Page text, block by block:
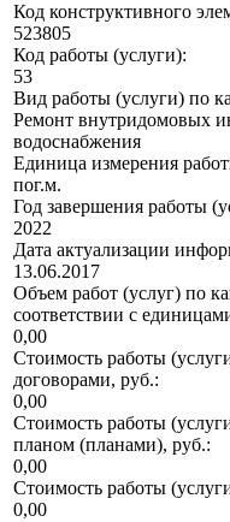
Код конструктивного
523805
Код работы (услуги):
53
Вид работы (услуги) по
Ремонт внутридомовых
водоснабжения
Единица измерения
пог.м.
Год завершения работы
2022
Дата актуализации
13.06.2017
Объем работ (услуг) по
соответствии с
0,00
Стоимость работы
договорами, руб.:
0,00
Стоимость работы
планом (планами), руб.:
0,00
Стоимость работы
0,00